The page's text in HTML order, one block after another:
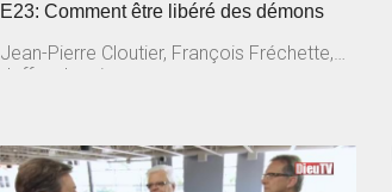
E23: Comment être libéré des démons
Jean-Pierre Cloutier, François Fréchette,
Jeffrey Laurin